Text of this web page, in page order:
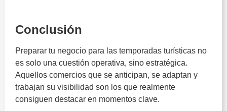
Conclusión
Preparar tu negocio para las temporadas turísticas no
es solo una cuestión operativa, sino estratégica.
Aquellos comercios que se anticipan, se adaptan y
trabajan su visibilidad son los que realmente
consiguen destacar en momentos clave.